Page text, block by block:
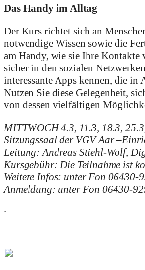
Das Handy im Alltag
Der Kurs richtet sich an
notwendige Wissen sowie die
am Handy, wie sie Ihre Kontakte
sicher in den sozialen
interessante Apps kennen, die
Nutzen Sie diese Gelegenheit,
von dessen vielfältigen
MITTWOCH 4.3, 11.3, 18.3,
Sitzungssaal der VGV Aar
Leitung: Andreas Stiehl-Wolf,
Kursgebühr: Die Teilnahme ist
Weitere Infos: unter Fon 06430-
Anmeldung: unter Fon 06430-
.